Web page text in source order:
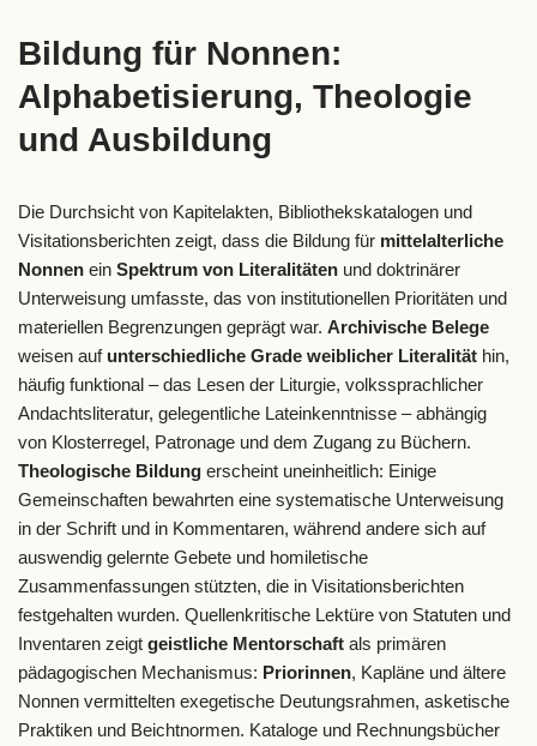
Bildung für Nonnen:
Alphabetisierung, Theologie
und Ausbildung
Die Durchsicht von Kapitelakten, Bibliothekskatalogen und
Visitationsberichten zeigt, dass die Bildung für mittelalterliche
Nonnen ein Spektrum von Literalitäten und doktrinärer
Unterweisung umfasste, das von institutionellen Prioritäten und
materiellen Begrenzungen geprägt war. Archivische Belege
weisen auf unterschiedliche Grade weiblicher Literalität hin,
häufig funktional – das Lesen der Liturgie, volkssprachlicher
Andachtsliteratur, gelegentliche Lateinkenntnisse – abhängig
von Klosterregel, Patronage und dem Zugang zu Büchern.
Theologische Bildung erscheint uneinheitlich: Einige
Gemeinschaften bewahrten eine systematische Unterweisung
in der Schrift und in Kommentaren, während andere sich auf
auswendig gelernte Gebete und homiletische
Zusammenfassungen stützten, die in Visitationsberichten
festgehalten wurden. Quellenkritische Lektüre von Statuten und
Inventaren zeigt geistliche Mentorschaft als primären
pädagogischen Mechanismus: Priorinnen, Kapläne und ältere
Nonnen vermittelten exegetische Deutungsrahmen, asketische
Praktiken und Beichtnormen. Kataloge und Rechnungsbücher